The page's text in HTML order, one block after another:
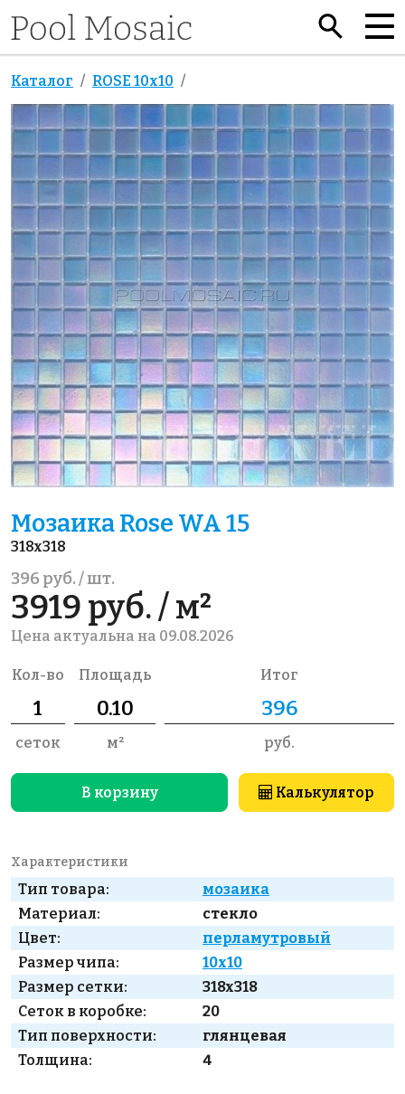
Каталог ROSE 10x10
Мозаика Rose WA 15
318x318
396 руб. / шт.
3919 руб. / м²
Цена актуальна на 09.08.2026
Кол-во
сеток
Площадь
м²
Итог
руб.
В корзину Калькулятор
Характеристики
Тип товара:
мозаика
Материал:
стекло
Цвет:
перламутровый
Размер чипа:
10x10
Размер сетки:
318x318
Сеток в коробке:
20
Тип поверхности:
глянцевая
Толщина:
4